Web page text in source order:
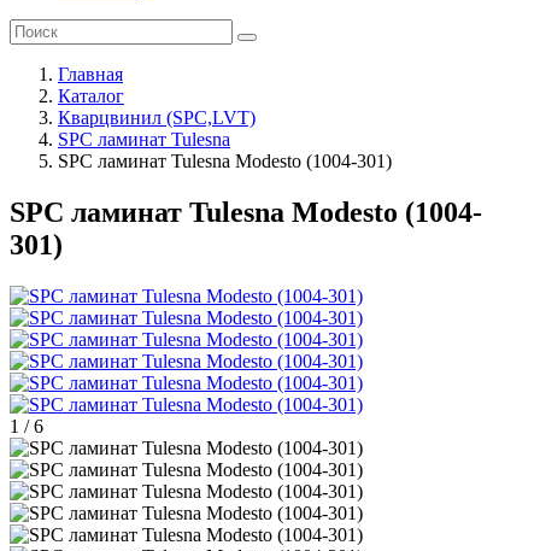
Главная
Каталог
Кварцвинил (SPC,LVT)
SPC ламинат Tulesna
SPC ламинат Tulesna Modesto (1004-301)
SPC ламинат Tulesna Modesto (1004-
301)
1 /6